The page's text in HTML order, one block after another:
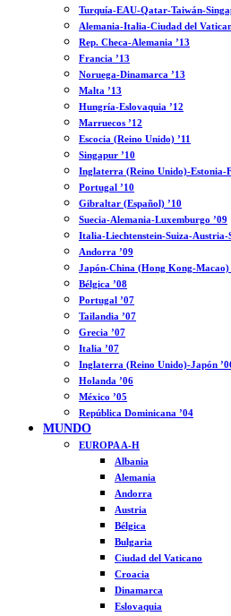
Turquía-EAU-Qatar-Taiwán-
Alemania-Italia-Ciudad del
Rep. Checa-Alemania ’13
Francia ’13
Noruega-Dinamarca ’13
Malta ’13
Hungría-Eslovaquia ’12
Marruecos ’12
Escocia (Reino Unido) ’11
Singapur ’10
Inglaterra (Reino Unido)-Estonia-
Portugal ’10
Gibraltar (Español) ’10
Suecia-Alemania-Luxemburgo ’09
Italia-Liechtenstein-Suiza-Austria-
Andorra ’09
Japón-China (Hong Kong-Macao)
Bélgica ’08
Portugal ’07
Tailandia ’07
Grecia ’07
Italia ’07
Inglaterra (Reino Unido)-Japón
Holanda ’06
México ’05
República Dominicana ’04
MUNDO
EUROPA A-H
Albania
Alemania
Andorra
Austria
Bélgica
Bulgaria
Ciudad del Vaticano
Croacia
Dinamarca
Eslovaquia